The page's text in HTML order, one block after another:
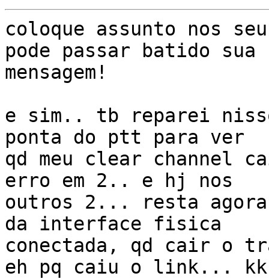
coloque assunto nos
pode passar batido sua
mensagem!
e sim.. tb reparei
ponta do ptt para ver
qd meu clear channel
erro em 2.. e hj nos
outros 2... resta agora
da interface fisica
conectada, qd cair o
eh pq caiu o link...